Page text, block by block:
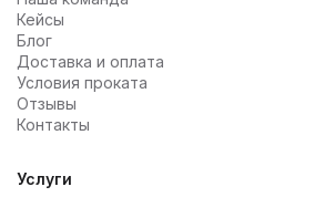
Кейсы
Блог
Доставка и оплата
Условия проката
Отзывы
Контакты
Услуги